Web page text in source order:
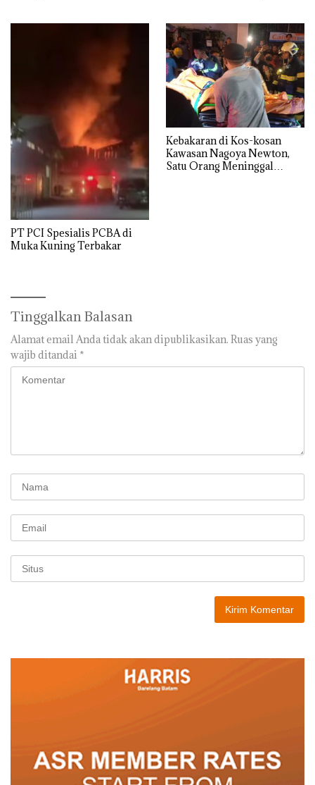
PT PCI Spesialis PCBA di
Muka Kuning Terbakar
Kebakaran di Kos-kosan
Kawasan Nagoya Newton,
Satu Orang Meninggal
Tinggalkan Balasan
Alamat email Anda tidak akan dipublikasikan. Ruas yang
wajib ditandai *